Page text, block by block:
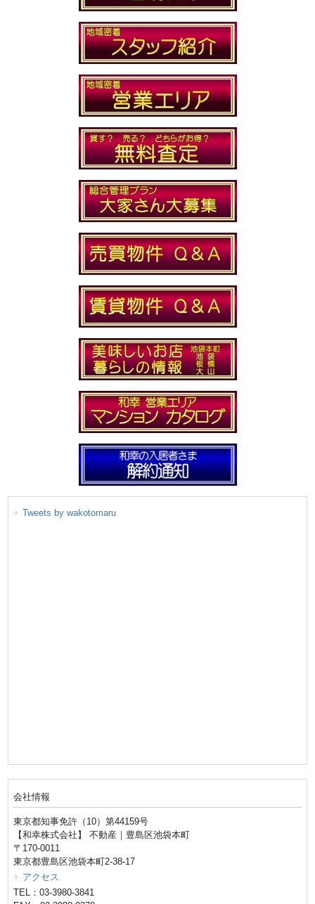
Tweets by wakotomaru
会社情報
東京都知事免許（10）第44159号
【和幸株式会社】 不動産｜豊島区池袋本町
〒170-0011
東京都豊島区池袋本町2-38-17
アクセス
TEL：03-3980-3841